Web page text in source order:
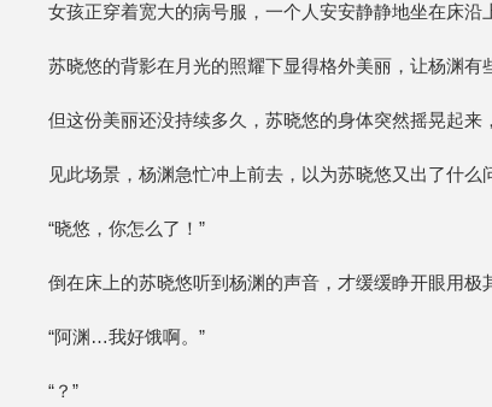
女孩正穿着宽大的病号服，一个人安安静静地坐在床沿
苏晓悠的背影在月光的照耀下显得格外美丽，让杨渊有
但这份美丽还没持续多久，苏晓悠的身体突然摇晃起来
见此场景，杨渊急忙冲上前去，以为苏晓悠又出了什么
“晓悠，你怎么了！”
倒在床上的苏晓悠听到杨渊的声音，才缓缓睁开眼用极
“阿渊…我好饿啊。”
“？”